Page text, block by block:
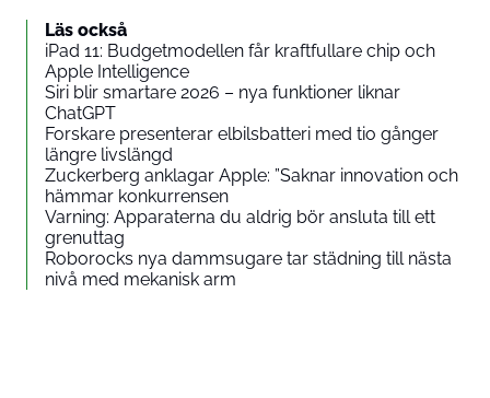
Läs också
iPad 11: Budgetmodellen får kraftfullare chip och
Apple Intelligence
Siri blir smartare 2026 – nya funktioner liknar
ChatGPT
Forskare presenterar elbilsbatteri med tio gånger
längre livslängd
Zuckerberg anklagar Apple: ”Saknar innovation och
hämmar konkurrensen
Varning: Apparaterna du aldrig bör ansluta till ett
grenuttag
Roborocks nya dammsugare tar städning till nästa
nivå med mekanisk arm